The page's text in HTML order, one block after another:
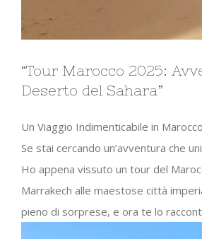
“Tour Marocco 2025:
Deserto del Sahara”
Un Viaggio Indimenticabile in
Se stai cercando un’avventura che
Ho appena vissuto un tour del
Marrakech alle maestose città
pieno di sorprese, e ora te lo